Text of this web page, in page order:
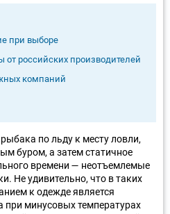
при выборе
российских производителей
компаний
по льду к месту ловли,
буром, а затем статичное
времени — неотъемлемые
Не удивительно, что в таких
к одежде является
при минусовых температурах